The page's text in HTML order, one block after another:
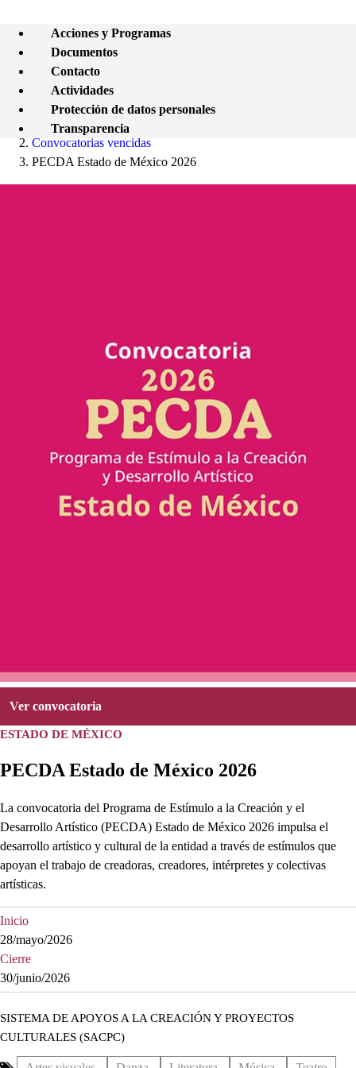
Acciones y Programas
Documentos
Contacto
Actividades
Protección de datos personales
Transparencia
Convocatorias vencidas
PECDA Estado de México 2026
Ver convocatoria
ESTADO DE MÉXICO
PECDA Estado de México 2026
La convocatoria del Programa de Estímulo a la Creación y el
Desarrollo Artístico (PECDA) Estado de México 2026 impulsa el
desarrollo artístico y cultural de la entidad a través de estímulos que
apoyan el trabajo de creadoras, creadores, intérpretes y colectivas
artísticas.
Inicio
28/mayo/2026
Cierre
30/junio/2026
SISTEMA DE APOYOS A LA CREACIÓN Y PROYECTOS
CULTURALES (SACPC)